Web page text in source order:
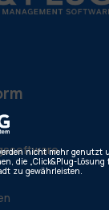
nicht mehr genutzt
die „Click&Plug-Lösung
zu gewährleisten.